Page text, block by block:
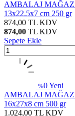
AMBALAJ
13x22.5x7 cm 250 gr
874,00 TL KDV
874,00 TL KDV
Sepete Ekle
%0Yeni
AMBALAJ
16x27x8 cm 500 gr
1.024,00 TL KDV